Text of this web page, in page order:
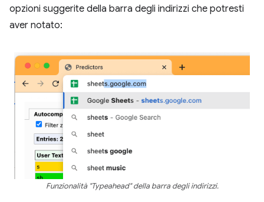
opzioni suggerite della barra degli indirizzi che potresti
aver notato:
Funzionalità "Typeahead" della barra degli indirizzi.